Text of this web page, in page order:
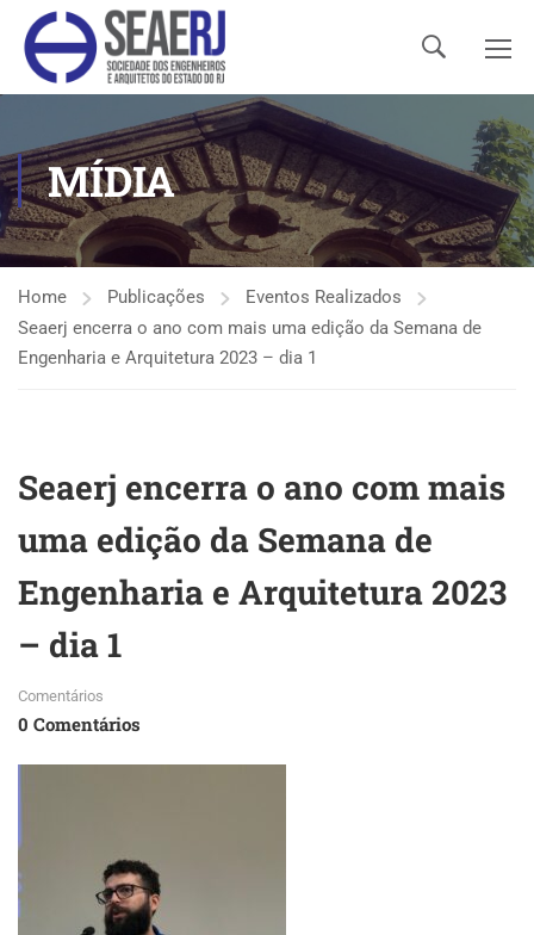
MÍDIA
Home Publicações
Eventos Realizados
Seaerj encerra o ano com mais uma edição da Semana de
Engenharia e Arquitetura 2023 – dia 1
Seaerj encerra o ano com mais
uma edição da Semana de
Engenharia e Arquitetura 2023
– dia 1
Comentários
0 Comentários